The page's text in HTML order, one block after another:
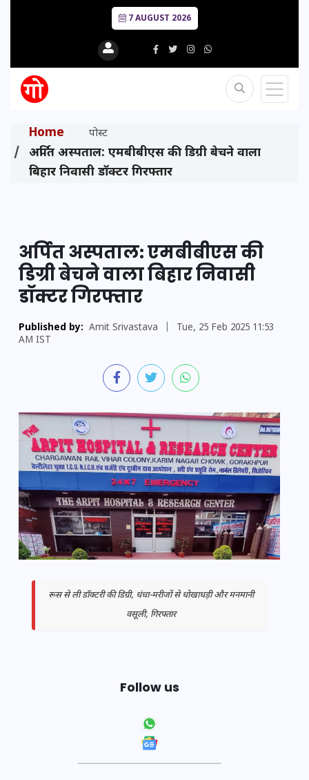
7 AUGUST 2026
Home पोस्ट
अर्पित अस्पताल: एमबीबीएस की डिग्री बेचने वाला
बिहार निवासी डॉक्टर गिरफ्तार
अर्पित अस्पताल: एमबीबीएस की
डिग्री बेचने वाला बिहार निवासी
डॉक्टर गिरफ्तार
Published by: Amit Srivastava
Tue, 25 Feb 2025 11:53
AM IST
रूस से ली डॉक्टरी की डिग्री, धंधा-मरीजों से धोखाधड़ी और मनमानी
वसूली, गिरफ्तार
Follow us